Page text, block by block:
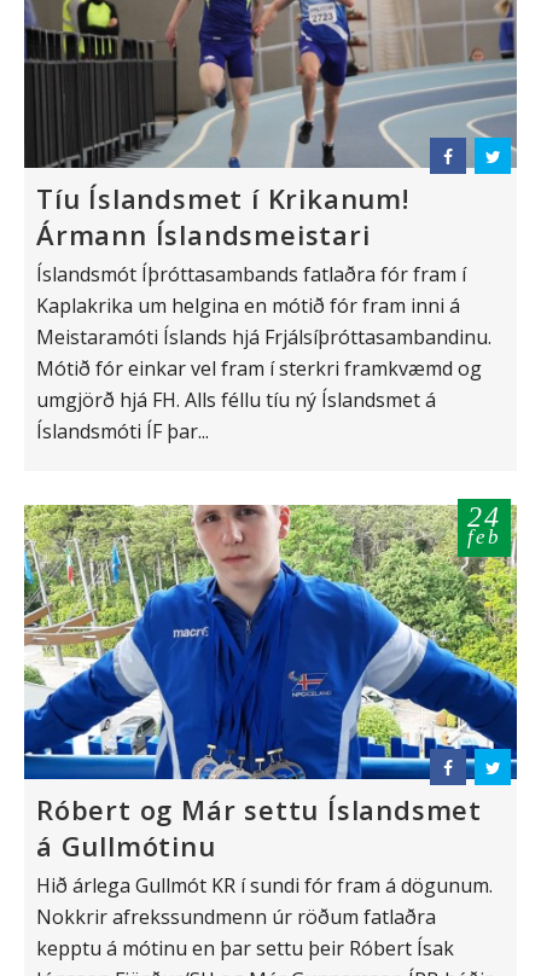
Tíu Íslandsmet í Krikanum!
Ármann Íslandsmeistari
Íslandsmót Íþróttasambands fatlaðra fór fram í
Kaplakrika um helgina en mótið fór fram inni á
Meistaramóti Íslands hjá Frjálsíþróttasambandinu.
Mótið fór einkar vel fram í sterkri framkvæmd og
umgjörð hjá FH. Alls féllu tíu ný Íslandsmet á
Íslandsmóti ÍF þar...
24
feb
Róbert og Már settu Íslandsmet
á Gullmótinu
Hið árlega Gullmót KR í sundi fór fram á dögunum.
Nokkrir afrekssundmenn úr röðum fatlaðra
kepptu á mótinu en þar settu þeir Róbert Ísak